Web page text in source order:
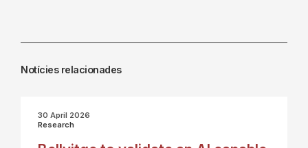
Notícies relacionades
30 April 2026
Research